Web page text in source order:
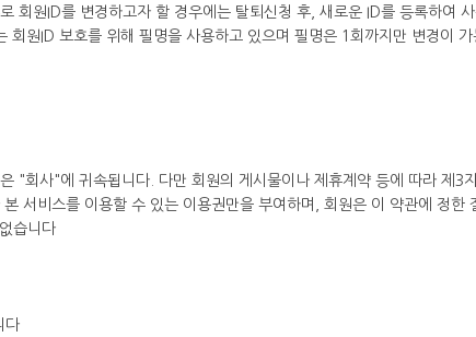
회원ID를 변경하고자 할 경우에는 탈퇴신청 후, 새로운 ID를 등록하여
원ID 보호를 위해 필명을 사용하고 있으며 필명은 1회까지만 변경이 가
"회사"에 귀속됩니다. 다만 회원의 게시물이나 제휴계약 등에 따라 제3
서비스를 이용할 수 있는 이용권만을 부여하며, 회원은 이 약관에 정한
습니다
다